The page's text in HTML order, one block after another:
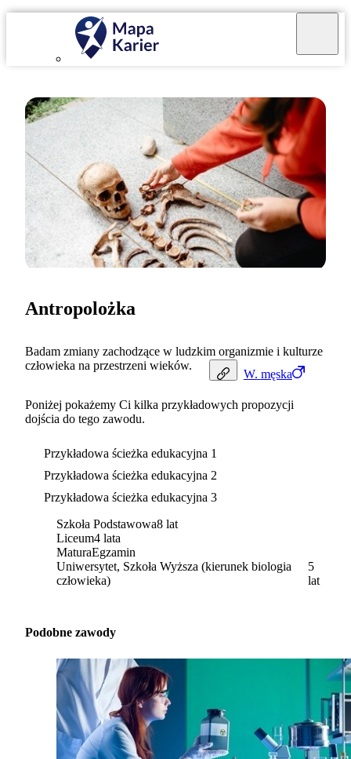
W. męska
Antropolożka
Badam zmiany zachodzące w ludzkim organizmie i kulturze
człowieka na przestrzeni wieków.
Poniżej pokażemy Ci kilka przykładowych propozycji
dojścia do tego zawodu.
Przykładowa ścieżka edukacyjna 1
Przykładowa ścieżka edukacyjna 2
Przykładowa ścieżka edukacyjna 3
Szkoła Podstawowa8 lat
Liceum4 lata
MaturaEgzamin
Uniwersytet, Szkoła Wyższa (kierunek biologia
człowieka)
5
lat
Podobne zawody